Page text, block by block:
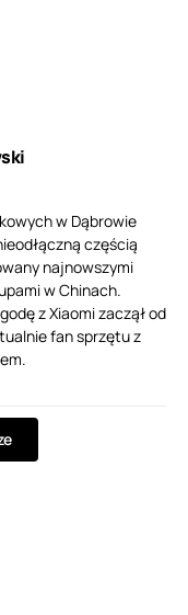
w Dąbrowie
częścią
najnowszymi
w Chinach.
z Xiaomi zaczął od
fan sprzętu z